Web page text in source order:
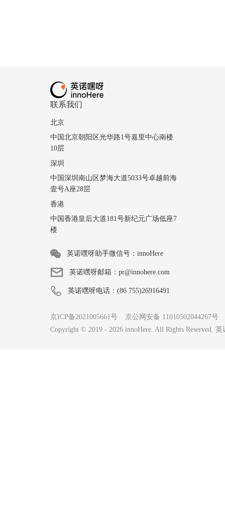
联系我们
北京
中国北京朝阳区光华路1号嘉里中心南楼
10层
深圳
中国深圳南山区梦海大道5033号卓越前海
壹号A座28层
香港
中国香港皇后大道181号新纪元广场低座7
楼
英诺嘿呀助手微信号：innoHere
英诺嘿呀邮箱：pr@innohere.com
英诺嘿呀电话：(86 755)26916491
京ICP备2021005661号
京公网安备 11010502044267号
Copyright © 2019 - 2026 innoHere. All Rights Reserved.